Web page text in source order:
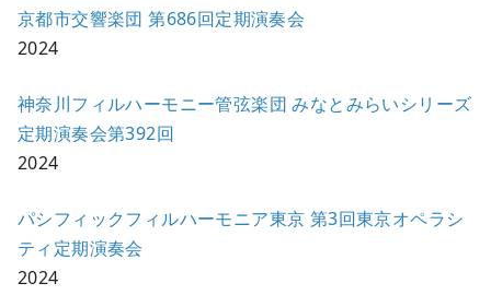
京都市交響楽団 第686回定期演奏会
2024
神奈川フィルハーモニー管弦楽団 みなとみらいシリーズ
定期演奏会第392回
2024
パシフィックフィルハーモニア東京 第3回東京オペラシ
ティ定期演奏会
2024